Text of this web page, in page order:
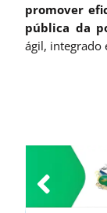
promover
pública da
ágil, integrado